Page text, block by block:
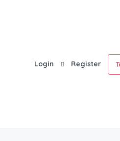
Login Register